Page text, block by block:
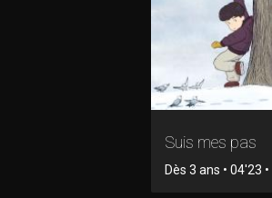
Suis mes pas
Dès 3 ans • 04'23